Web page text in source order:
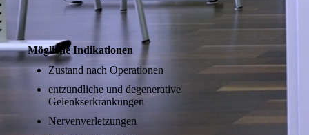
Mögliche Indikationen
Zustand nach Operationen
entzündliche und degenerative
Gelenkserkrankungen
Nervenverletzungen